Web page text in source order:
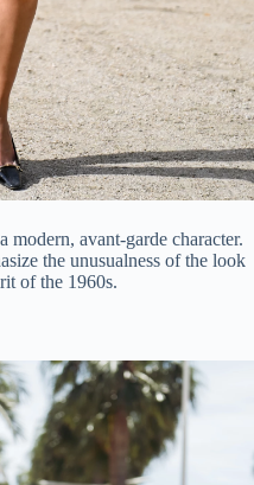
avant-garde character.
the unusualness of the look
of the 1960s.